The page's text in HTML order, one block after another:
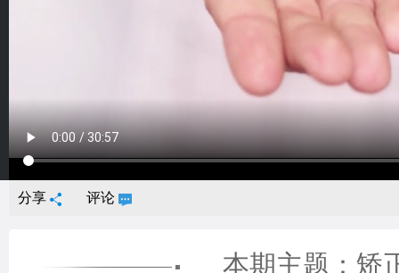
分享 评论
本期主题：矫